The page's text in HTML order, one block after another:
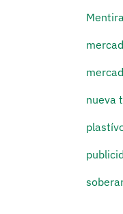
nueva